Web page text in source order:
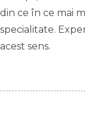
din ce în ce mai
specialitate.
acest sens.